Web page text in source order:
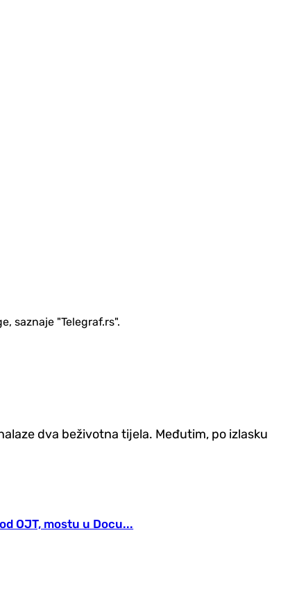
saznaje "Telegraf.rs".
dva beživotna tijela. Međutim, po izlasku
OJT, mostu u Docu...